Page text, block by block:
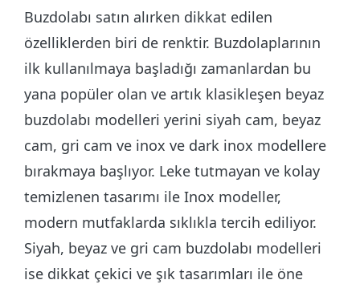
Buzdolabı satın alırken dikkat edilen
özelliklerden biri de renktir. Buzdolaplarının
ilk kullanılmaya başladığı zamanlardan bu
yana popüler olan ve artık klasikleşen beyaz
buzdolabı modelleri yerini siyah cam, beyaz
cam, gri cam ve inox ve dark inox modellere
bırakmaya başlıyor. Leke tutmayan ve kolay
temizlenen tasarımı ile Inox modeller,
modern mutfaklarda sıklıkla tercih ediliyor.
Siyah, beyaz ve gri cam buzdolabı modelleri
ise dikkat çekici ve şık tasarımları ile öne